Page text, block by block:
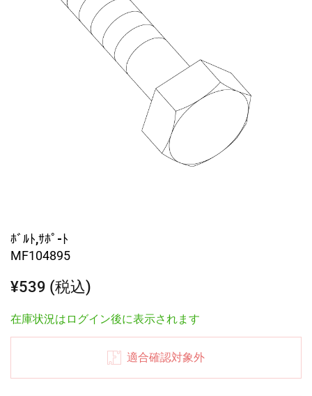
ﾎﾞﾙﾄ,ｻﾎﾟ-ﾄ
MF104895
¥539 (税込)
在庫状況はログイン後に表示されます
適合確認対象外